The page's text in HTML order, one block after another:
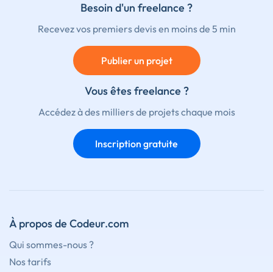
Besoin d'un freelance ?
Recevez vos premiers devis en moins de 5 min
Publier un projet
Vous êtes freelance ?
Accédez à des milliers de projets chaque mois
Inscription gratuite
À propos de Codeur.com
Qui sommes-nous ?
Nos tarifs